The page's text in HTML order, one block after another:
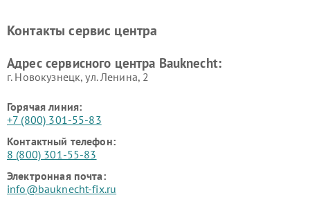
Контакты сервис центра
Адрес сервисного центра Bauknecht:
г. Новокузнецк, ул. Ленина, 2
Горячая линия:
+7 (800) 301-55-83
Контактный телефон:
8 (800) 301-55-83
Электронная почта:
info@bauknecht-fix.ru